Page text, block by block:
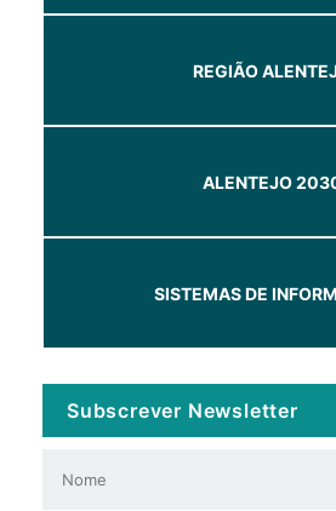
REGIÃO
ALENTEJO
SISTEMAS DE
Subscrever Newsletter